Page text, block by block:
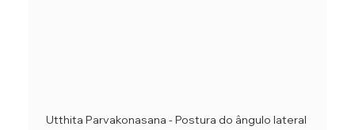
Utthita Parvakonasana - Postura do ângulo lateral